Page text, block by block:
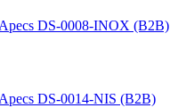
DS-0008-INOX (B2B)
DS-0014-NIS (B2B)